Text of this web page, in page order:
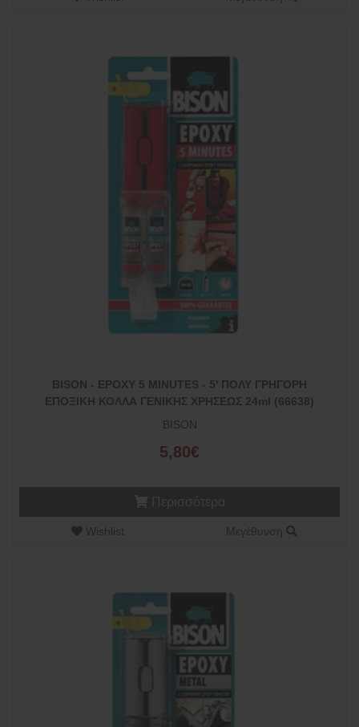
BISON - EPOXY 5 MINUTES - 5' ΠΟΛΥ ΓΡΗΓΟΡΗ
ΕΠΟΞΙΚΗ ΚΟΛΛΑ ΓΕΝΙΚΗΣ ΧΡΗΣΕΩΣ 24ml (66638)
BISON
5,80€
Wishlist Μεγέθυνση